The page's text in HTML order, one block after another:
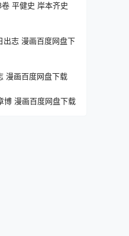
平健史 岸本齐史
出志 漫画百度网盘下
漫画百度网盘下载
博 漫画百度网盘下载